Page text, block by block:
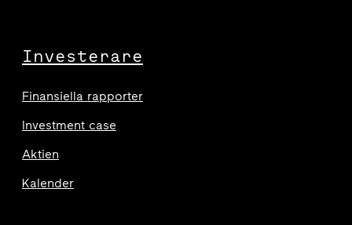
Investerare
Finansiella rapporter
Investment case
Aktien
Kalender